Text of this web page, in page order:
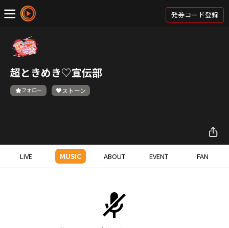
発券コード登録
超ときめき♡宣伝部
フォロー ストーン
LIVE MUSIC ABOUT EVENT FAN